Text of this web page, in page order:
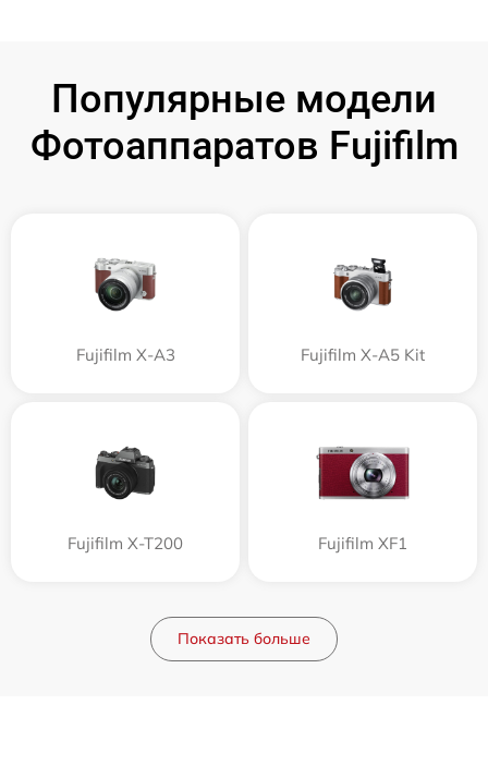
Популярные модели
Фотоаппаратов Fujifilm
Fujifilm X-A3 Fujifilm X-A5 Kit
Fujifilm X-T200 Fujifilm XF1
Показать больше